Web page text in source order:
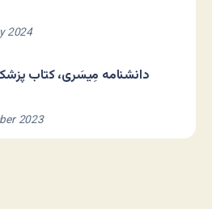
2024
دانشنامه مِیسَری، کتاب
2023